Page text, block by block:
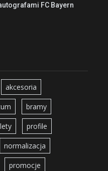
FC Bayern
akcesoria
bramy
profile
normalizacja
promocje